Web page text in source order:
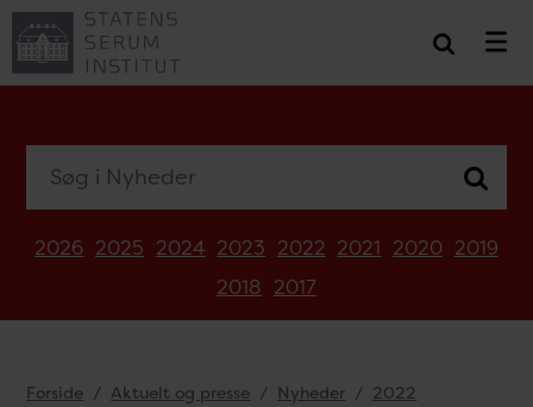
2026 2025 2024 2023 2022 2021 2020 2019
2018 2017
Forside Aktuelt og presse Nyheder
2022